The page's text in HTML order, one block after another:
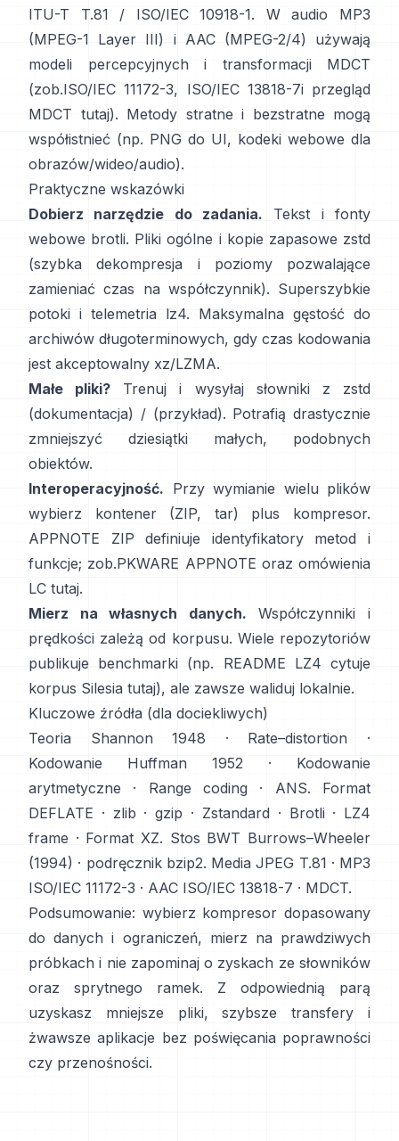
ITU-T T.81 / ISO/IEC 10918-1. W audio MP3
(MPEG-1 Layer III) i AAC (MPEG-2/4) używają
modeli percepcyjnych i transformacji MDCT
(zob.ISO/IEC 11172-3, ISO/IEC 13818-7i przegląd
MDCT tutaj). Metody stratne i bezstratne mogą
współistnieć (np. PNG do UI, kodeki webowe dla
obrazów/wideo/audio).
Praktyczne wskazówki
Dobierz narzędzie do zadania. Tekst i fonty
webowe brotli. Pliki ogólne i kopie zapasowe zstd
(szybka dekompresja i poziomy pozwalające
zamieniać czas na współczynnik). Superszybkie
potoki i telemetria lz4. Maksymalna gęstość do
archiwów długoterminowych, gdy czas kodowania
jest akceptowalny xz/LZMA.
Małe pliki? Trenuj i wysyłaj słowniki z zstd
(dokumentacja) / (przykład). Potrafią drastycznie
zmniejszyć dziesiątki małych, podobnych
obiektów.
Interoperacyjność. Przy wymianie wielu plików
wybierz kontener (ZIP, tar) plus kompresor.
APPNOTE ZIP definiuje identyfikatory metod i
funkcje; zob.PKWARE APPNOTE oraz omówienia
LC tutaj.
Mierz na własnych danych. Współczynniki i
prędkości zależą od korpusu. Wiele repozytoriów
publikuje benchmarki (np. README LZ4 cytuje
korpus Silesia tutaj), ale zawsze waliduj lokalnie.
Kluczowe źródła (dla dociekliwych)
Teoria
Shannon 1948 · Rate–distortion
·
Kodowanie
Huffman 1952 ·
Kodowanie
arytmetyczne
· Range coding · ANS. Format
DEFLATE · zlib · gzip · Zstandard · Brotli · LZ4
frame · Format XZ. Stos BWT Burrows–Wheeler
(1994) · podręcznik bzip2. Media JPEG T.81 · MP3
ISO/IEC 11172-3 · AAC ISO/IEC 13818-7 · MDCT.
Podsumowanie: wybierz kompresor dopasowany
do danych i ograniczeń, mierz na prawdziwych
próbkach i nie zapominaj o zyskach ze słowników
oraz sprytnego ramek. Z odpowiednią parą
uzyskasz mniejsze pliki, szybsze transfery i
żwawsze aplikacje bez poświęcania poprawności
czy przenośności.